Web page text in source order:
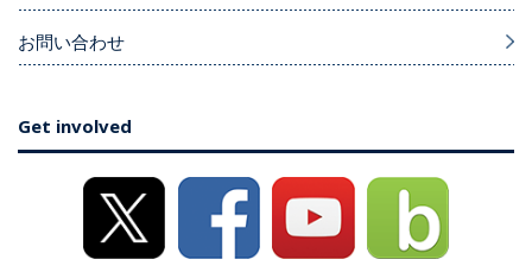
お問い合わせ
Get involved